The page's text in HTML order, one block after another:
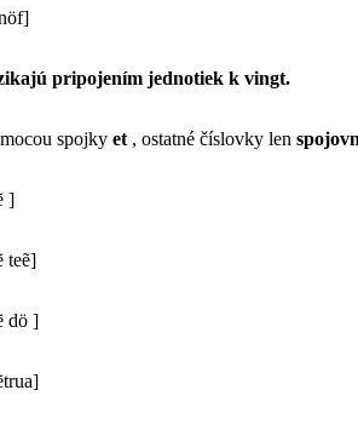
pripojením jednotiek k vingt.
spojky et, ostatné číslovky len
]
teẽ]
dö ]